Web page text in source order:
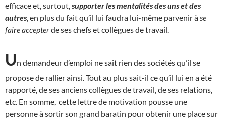
efficace et, surtout, supporter les mentalités des uns et des
autres , en plus du fait qu’il lui faudra lui-même parvenir à se
faire accepterde ses chefs et collègues de travail.
Un demandeur d’emploi ne sait rien des sociétés qu’il se
propose de rallier ainsi. Tout au plus sait-il ce qu’il lui en a été
rapporté, de ses anciens collègues de travail, de ses relations,
etc. En somme, cette lettre de motivation pousse une
personne à sortir son grand baratin pour obtenir une place sur